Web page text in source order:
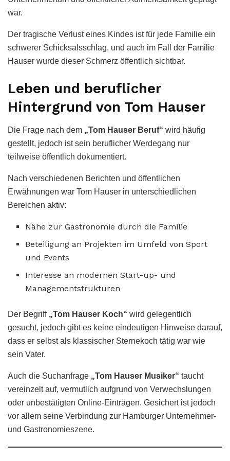
war.
Der tragische Verlust eines Kindes ist für jede Familie ein
schwerer Schicksalsschlag, und auch im Fall der Familie
Hauser wurde dieser Schmerz öffentlich sichtbar.
Leben und beruflicher
Hintergrund von Tom Hauser
Die Frage nach dem „Tom Hauser Beruf“ wird häufig
gestellt, jedoch ist sein beruflicher Werdegang nur
teilweise öffentlich dokumentiert.
Nach verschiedenen Berichten und öffentlichen
Erwähnungen war Tom Hauser in unterschiedlichen
Bereichen aktiv:
Nähe zur Gastronomie durch die Familie
Beteiligung an Projekten im Umfeld von Sport
und Events
Interesse an modernen Start-up- und
Managementstrukturen
Der Begriff „Tom Hauser Koch“ wird gelegentlich
gesucht, jedoch gibt es keine eindeutigen Hinweise darauf,
dass er selbst als klassischer Sternekoch tätig war wie
sein Vater.
Auch die Suchanfrage „Tom Hauser Musiker“ taucht
vereinzelt auf, vermutlich aufgrund von Verwechslungen
oder unbestätigten Online-Einträgen. Gesichert ist jedoch
vor allem seine Verbindung zur Hamburger Unternehmer-
und Gastronomieszene.